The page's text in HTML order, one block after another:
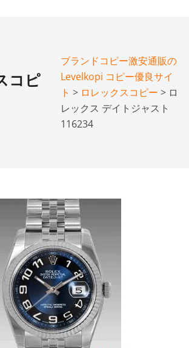
コピ
ブランドコピー激安通販の
Levelkopi コピー優良サイ
ト > ロレックスコピー > ロ
レックス デイトジャスト
116234